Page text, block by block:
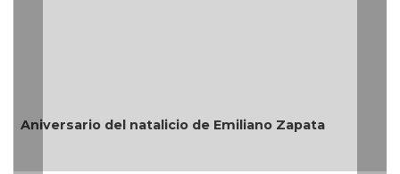
Aniversario del natalicio de Emiliano Zapata